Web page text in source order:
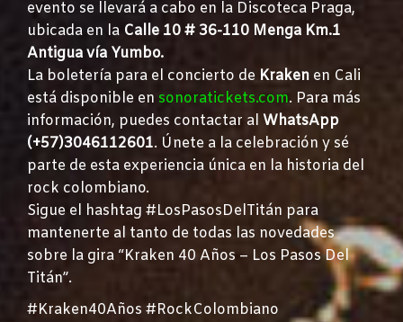
evento se llevará a cabo en la Discoteca Praga,
ubicada en la Calle 10 # 36-110 Menga Km.1
Antigua vía Yumbo.
La boletería para el concierto de Kraken en Cali
está disponible en sonoratickets.com. Para más
información, puedes contactar al WhatsApp
(+57)3046112601. Únete a la celebración y sé
parte de esta experiencia única en la historia del
rock colombiano.
Sigue el hashtag #LosPasosDelTitán para
mantenerte al tanto de todas las novedades
sobre la gira “Kraken 40 Años – Los Pasos Del
Titán”.
#Kraken40Años #RockColombiano